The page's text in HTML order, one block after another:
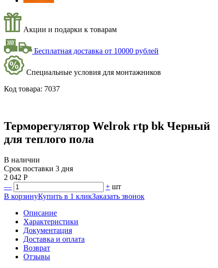
Акции и подарки к товарам
Бесплатная доставка от 10000 рублей
Специальные условия для монтажников
Код товара: 7037
Терморегулятор Welrok rtp bk Черный
для теплого пола
В наличии
Срок поставки 3 дня
2 042 Р
—
+ шт
В корзинуКупить в 1 кликЗаказать звонок
Описание
Характеристики
Документация
Доставка и оплата
Возврат
Отзывы